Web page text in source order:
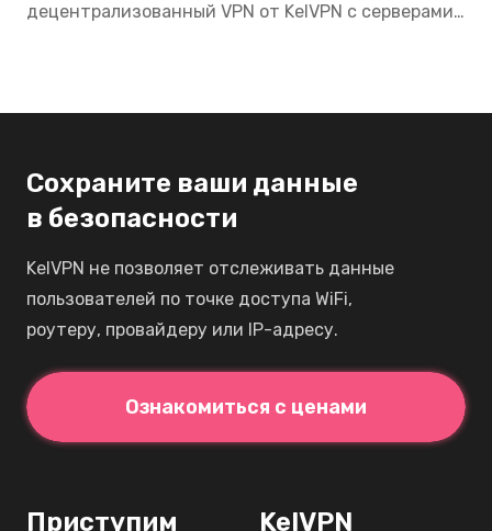
децентрализованный VPN от KelVPN с серверами
Сохраните ваши данные
в безопасности
KelVPN не позволяет отслеживать данные
пользователей по точке доступа WiFi,
роутеру, провайдеру или IP-адресу.
Ознакомиться с ценами
Приступим KelVPN